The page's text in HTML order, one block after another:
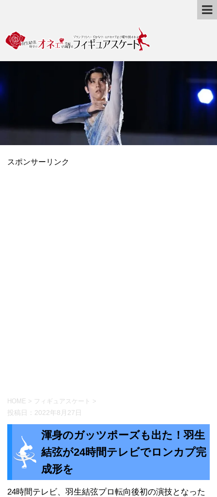
スポンサーリンク
HOME > フィギュアスケート >
投稿日： 2022年8月27日
渾身のガッツポーズも出た！羽生
結弦が24時間テレビでロンカプ完
成形を
24時間テレビ、羽生結弦プロ転向後初の演技となった